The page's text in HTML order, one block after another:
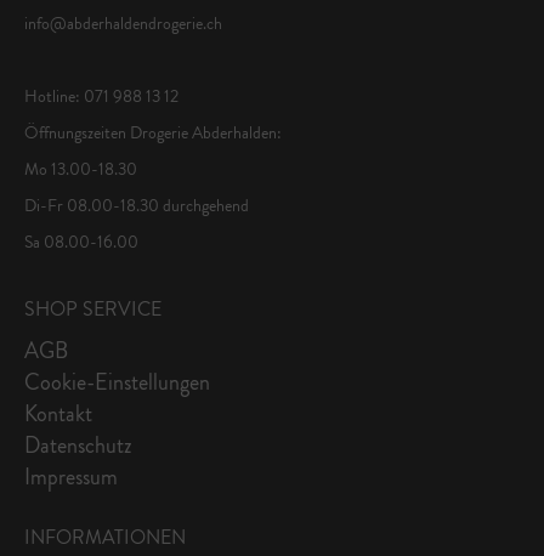
info@abderhaldendrogerie.ch
Hotline: 071 988 13 12
Öffnungszeiten Drogerie Abderhalden:
Mo 13.00-18.30
Di-Fr 08.00-18.30 durchgehend
Sa 08.00-16.00
SHOP SERVICE
AGB
Cookie-Einstellungen
Kontakt
Datenschutz
Impressum
INFORMATIONEN